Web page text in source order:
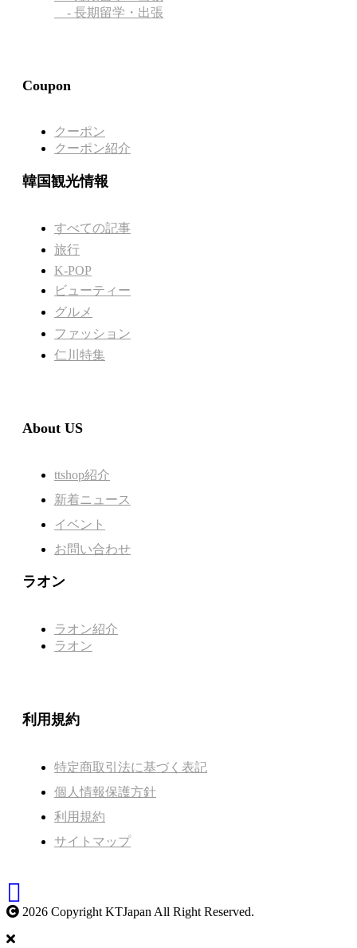
- 長期留学・出張
Coupon
クーポン
クーポン紹介
韓国観光情報
すべての記事
旅行
K-POP
ビューティー
グルメ
ファッション
仁川特集
About US
ttshop紹介
新着ニュース
イベント
お問い合わせ
ラオン
ラオン紹介
ラオン
利用規約
特定商取引法に基づく表記
個人情報保護方針
利用規約
サイトマップ
2026 Copyright KTJapan All Right Reserved.